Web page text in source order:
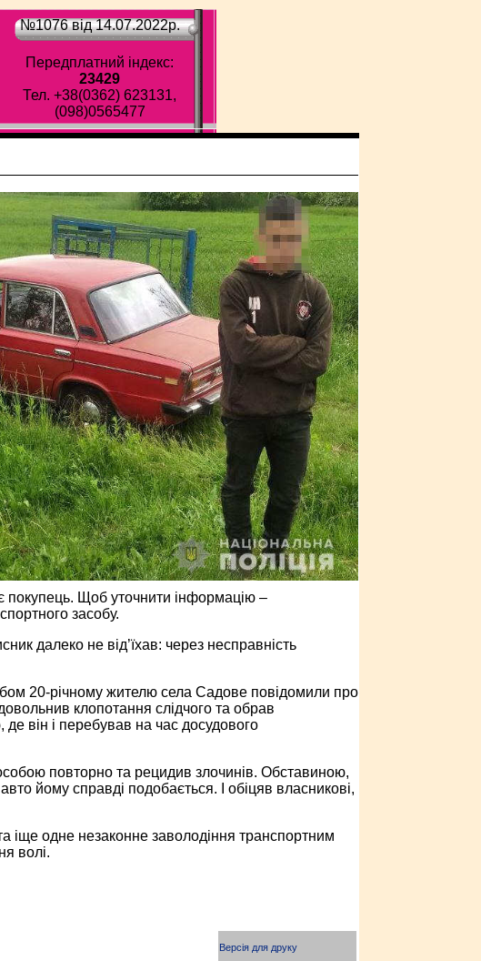
№1076 від 14.07.2022p.
Передплатний індекс:
23429
Тел. +38(0362) 623131,
(098)0565477
покупець. Щоб уточнити інформацію –
засобу.
далеко не від’їхав: через несправність
20-річному жителю села Садове повідомили про
клопотання слідчого та обрав
він і перебував на час досудового
повторно та рецидив злочинів. Обставиною,
йому справді подобається. І обіцяв власникові,
іще одне незаконне заволодіння транспортним
волі.
Версія для друку